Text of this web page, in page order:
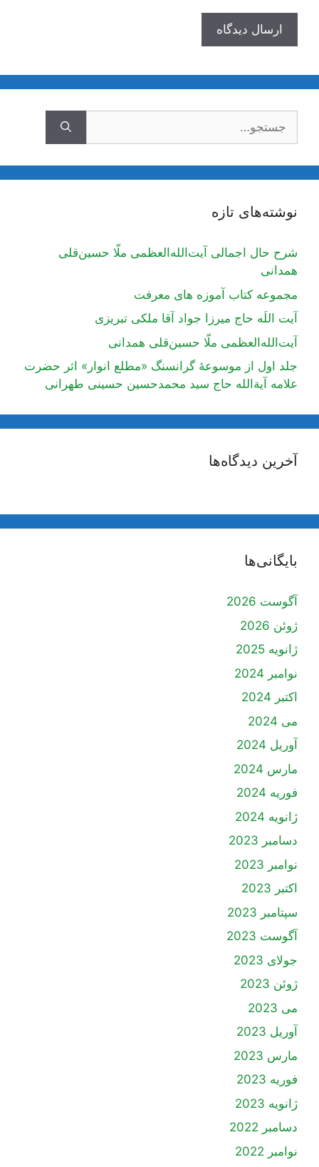
نوشته‌های تازه
شرح حال اجمالی آیت‌الله‌العظمی ملّا حسین‌قلی
همدانی
مجموعه کتاب آموزه های معرفت
آیت اللَه حاج میرزا جواد آقا ملکی تبریزی
آیت‌الله‌العظمی ملّا حسین‌قلی همدانی
جلد اول از موسوعۀ گرانسنگ «مطلع انوار» اثر حضرت
علامه آیة‌الله حاج سید محمدحسین حسینی طهرانی
آخرین دیدگاه‌ها
بایگانی‌ها
آگوست 2026
ژوئن 2026
ژانویه 2025
نوامبر 2024
اکتبر 2024
می 2024
آوریل 2024
مارس 2024
فوریه 2024
ژانویه 2024
دسامبر 2023
نوامبر 2023
اکتبر 2023
سپتامبر 2023
آگوست 2023
جولای 2023
ژوئن 2023
می 2023
آوریل 2023
مارس 2023
فوریه 2023
ژانویه 2023
دسامبر 2022
نوامبر 2022